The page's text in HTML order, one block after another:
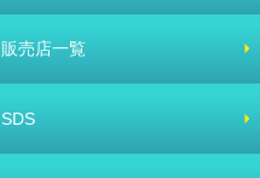
販売店一覧
SDS